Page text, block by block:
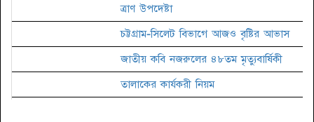
ত্রাণ উপদেষ্টা
চট্টগ্রাম-সিলেট বিভাগে আজও বৃষ্টির আভাস
জাতীয় কবি নজরুলের ৪৮তম মৃত্যুবার্ষিকী
তালাকের কার্যকরী নিয়ম